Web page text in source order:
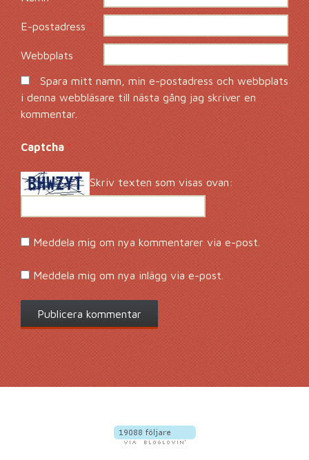
E-postadress*
Webbplats
Spara mitt namn, min e-postadress och webbplats
i denna webbläsare till nästa gång jag skriver en
kommentar.
Captcha*
Skriv texten som visas ovan:
Meddela mig om nya kommentarer via e-post.
Meddela mig om nya inlägg via e-post.